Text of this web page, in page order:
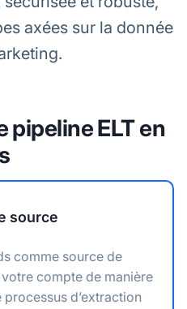
axées sur la donnée
pipeline ELT en
source
comme source de
compte de manière
d’extraction